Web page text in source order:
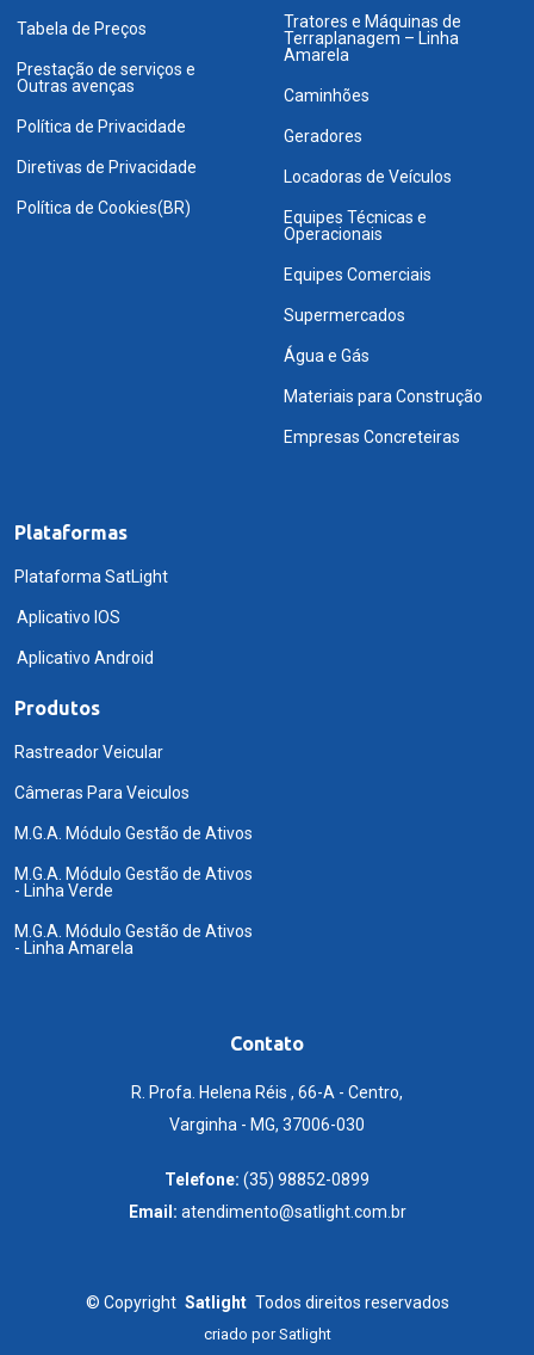
Tabela de Preços
Prestação de serviços e
Outras avenças
Política de Privacidade
Diretivas de Privacidade
Política de Cookies(BR)
Tratores e Máquinas de
Terraplanagem – Linha
Amarela
Caminhões
Geradores
Locadoras de Veículos
Equipes Técnicas e
Operacionais
Equipes Comerciais
Supermercados
Água e Gás
Materiais para Construção
Empresas Concreteiras
Plataformas
Plataforma SatLight
Aplicativo IOS
Aplicativo Android
Produtos
Rastreador Veicular
Câmeras Para Veiculos
M.G.A. Módulo Gestão de Ativos
M.G.A. Módulo Gestão de Ativos
- Linha Verde
M.G.A. Módulo Gestão de Ativos
- Linha Amarela
Contato
R. Profa. Helena Réis , 66-A - Centro,
Varginha - MG, 37006-030
Telefone: (35) 98852-0899
Email: atendimento@satlight.com.br
© Copyright Satlight Todos direitos reservados
criado porSatlight